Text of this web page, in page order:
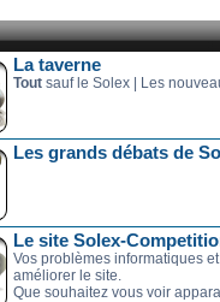
La taverne
Tout sauf le Solex | Les
Les grands débats de
Le site Solex-
Vos problèmes informatiques
améliorer le site.
Que souhaitez vous voir